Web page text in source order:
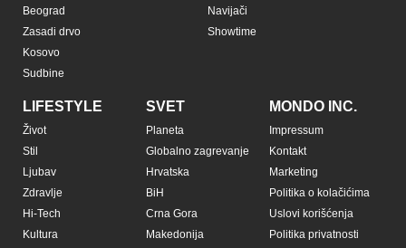
Beograd
Zasadi drvo
Kosovo
Sudbine
Navijači
Showtime
LIFESTYLE
Život
Stil
Ljubav
Zdravlje
Hi-Tech
Kultura
SVET
Planeta
Globalno zagrevanje
Hrvatska
BiH
Crna Gora
Makedonija
MONDO INC.
Impressum
Kontakt
Marketing
Politika o kolačićima
Uslovi korišćenja
Politika privatnosti